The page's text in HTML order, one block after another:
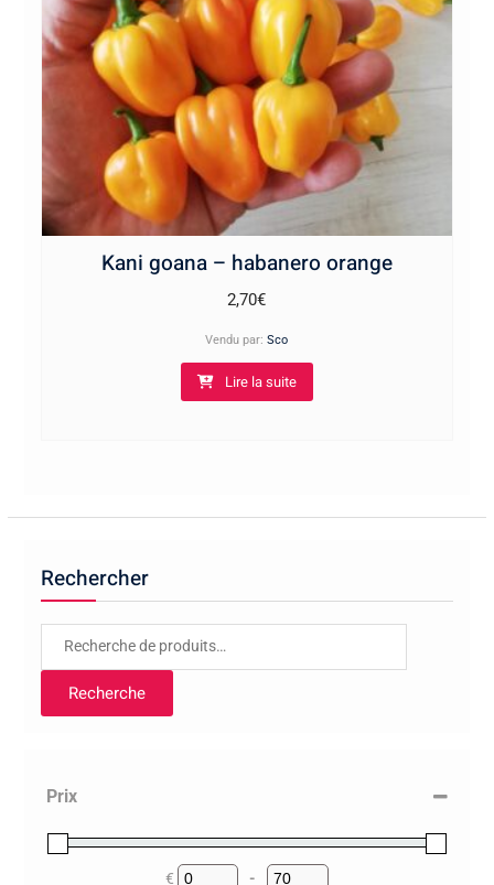
Kani goana – habanero orange
2,70€
Vendu par:Sco
Lire la suite
Rechercher
Recherche
Recherche
Prix
€ -